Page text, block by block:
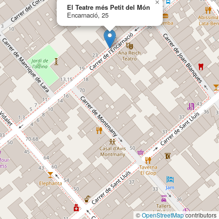
El Teatre més Petit del Món
Encarnació, 25
×
©OpenStreetMapcontributors